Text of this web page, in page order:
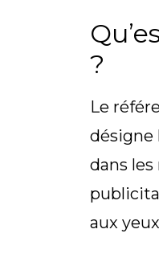
?
Le
désigne
dans
aux